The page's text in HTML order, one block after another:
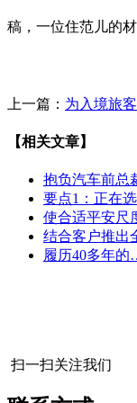
稿，一位住范儿的
上一篇： 为入境旅
【相关文章】
抱负汽车前总
要点1：正在
使合适平安尺
结合客户推出
履历40多年
扫一扫关注我们